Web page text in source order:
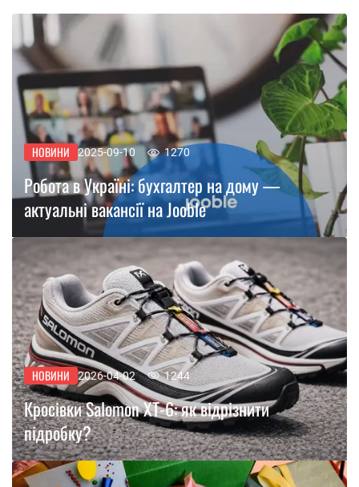
НОВИНИ 2025-09-10 1270
Робота в Україні: бухгалтер на дому —
актуальні вакансії на Jooble
НОВИНИ 2026-04-02 1244
Кросівки Salomon XT-6: як відрізнити
підробку?